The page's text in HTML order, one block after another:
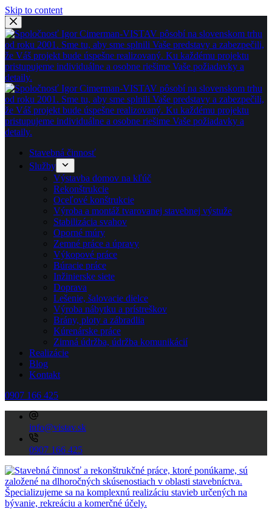
Skip to content
Stavebná činnosť
Služby
Výstavba domov na kľúč
Rekonštrukcie
Oceľové konštrukcie
Výroba a montáž tvarovanej stavebnej výstuže
Stabilizácia svahov
Oporné múry
Zemné práce a úpravy
Výkopové práce
Búracie práce
Inžinierske siete
Doprava
Lešenie, šalovacie dielce
Výroba nábytku a prístreškov
Brány, ploty a zábradlia
Kúrenárske práce
Zimná údržba, údržba komunikácií
Realizácie
Blog
Kontakt
0907 166 425
info@vistav.sk
0907 166 425